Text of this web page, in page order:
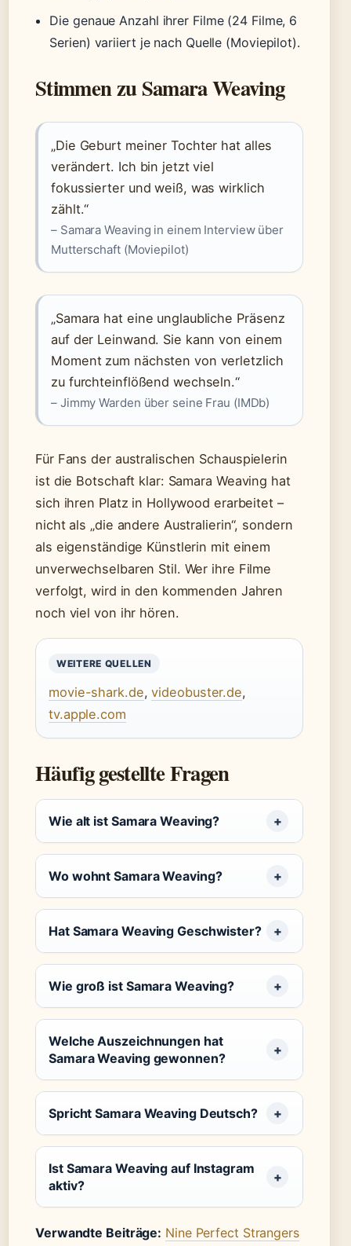
Die genaue Anzahl ihrer Filme (24 Filme, 6
Serien) variiert je nach Quelle (Moviepilot).
Stimmen zu Samara Weaving
„Die Geburt meiner Tochter hat alles
verändert. Ich bin jetzt viel
fokussierter und weiß, was wirklich
zählt.“
– Samara Weaving in einem Interview über
Mutterschaft (Moviepilot)
„Samara hat eine unglaubliche Präsenz
auf der Leinwand. Sie kann von einem
Moment zum nächsten von verletzlich
zu furchteinflößend wechseln.“
– Jimmy Warden über seine Frau (IMDb)
Für Fans der australischen Schauspielerin
ist die Botschaft klar: Samara Weaving hat
sich ihren Platz in Hollywood erarbeitet –
nicht als „die andere Australierin“, sondern
als eigenständige Künstlerin mit einem
unverwechselbaren Stil. Wer ihre Filme
verfolgt, wird in den kommenden Jahren
noch viel von ihr hören.
WEITERE QUELLEN
movie-shark.de,videobuster.de,
tv.apple.com
Häufig gestellte Fragen
Wie alt ist Samara Weaving?
Wo wohnt Samara Weaving?
Hat Samara Weaving Geschwister?
Wie groß ist Samara Weaving?
Welche Auszeichnungen hat
Samara Weaving gewonnen?
Spricht Samara Weaving Deutsch?
Ist Samara Weaving auf Instagram
aktiv?
Verwandte Beiträge: Nine Perfect Strangers